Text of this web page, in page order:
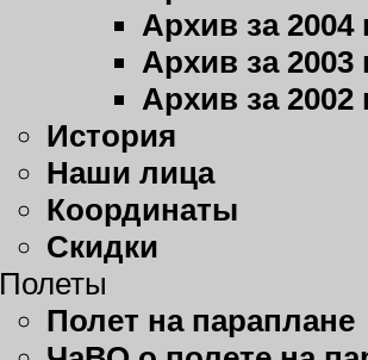
Архив за 2004
Архив за 2003
Архив за 2002
История
Наши лица
Координаты
Скидки
Полеты
Полет на параплане